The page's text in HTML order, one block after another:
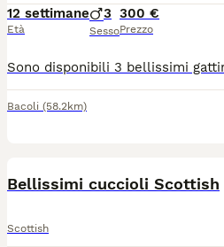
12 settimane
Età
3
Sesso
300 €
Prezzo
Bacoli (58.2km)
Bellissimi cuccioli Scottish
Scottish